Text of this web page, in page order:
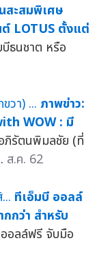
สะสมพิเศษ
LOTUS ตั้งแต่
ธนชาต หรือ
ภาพข่าว:
WOW : มี
รัตนพิมลชัย (ที่
ส.ค. 62
ทีเอ็มบี ออลล์
กว่า สำหรับ
อลล์ฟรี จับมือ